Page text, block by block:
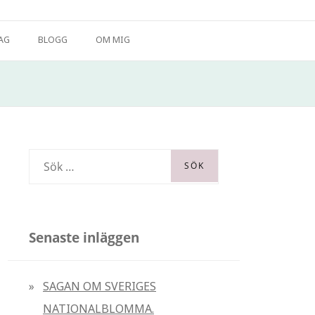
BLOGG OM MIG
e
Senaste inläggen
SAGAN OM SVERIGES
NATIONALBLOMMA.